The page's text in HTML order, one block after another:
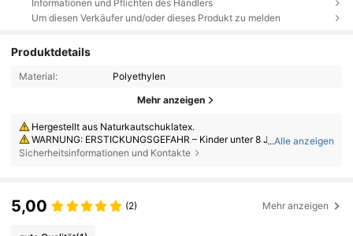
Informationen und Pflichten des Händlers
Um diesen Verkäufer und/oder dieses Produkt zu melden
Produktdetails
Material: Polyethylen
Mehr anzeigen
Hergestellt aus Naturkautschuklatex.
WARNUNG: ERSTICKUNGSGEFAHR – Kinder unter 8 Jahren können
an nicht aufgeblasenen oder geplatzten Ballons ersticken. Aufsicht dur
...Alle anzeigen
Sicherheitsinformationen und Kontakte
5,00 (2) Mehr anzeigen